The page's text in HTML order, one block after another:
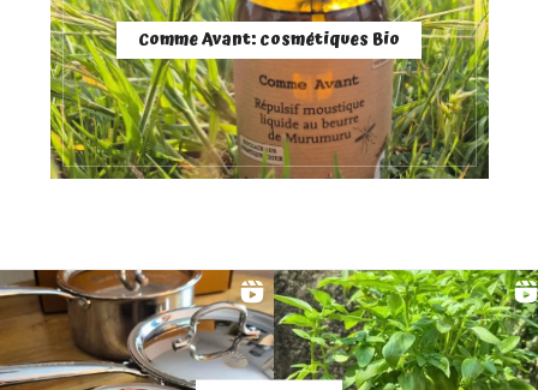
Comme Avant: cosmétiques Bio